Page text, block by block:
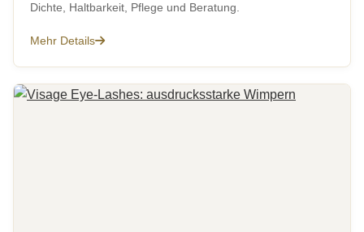
Dichte, Haltbarkeit, Pflege und Beratung.
Mehr Details